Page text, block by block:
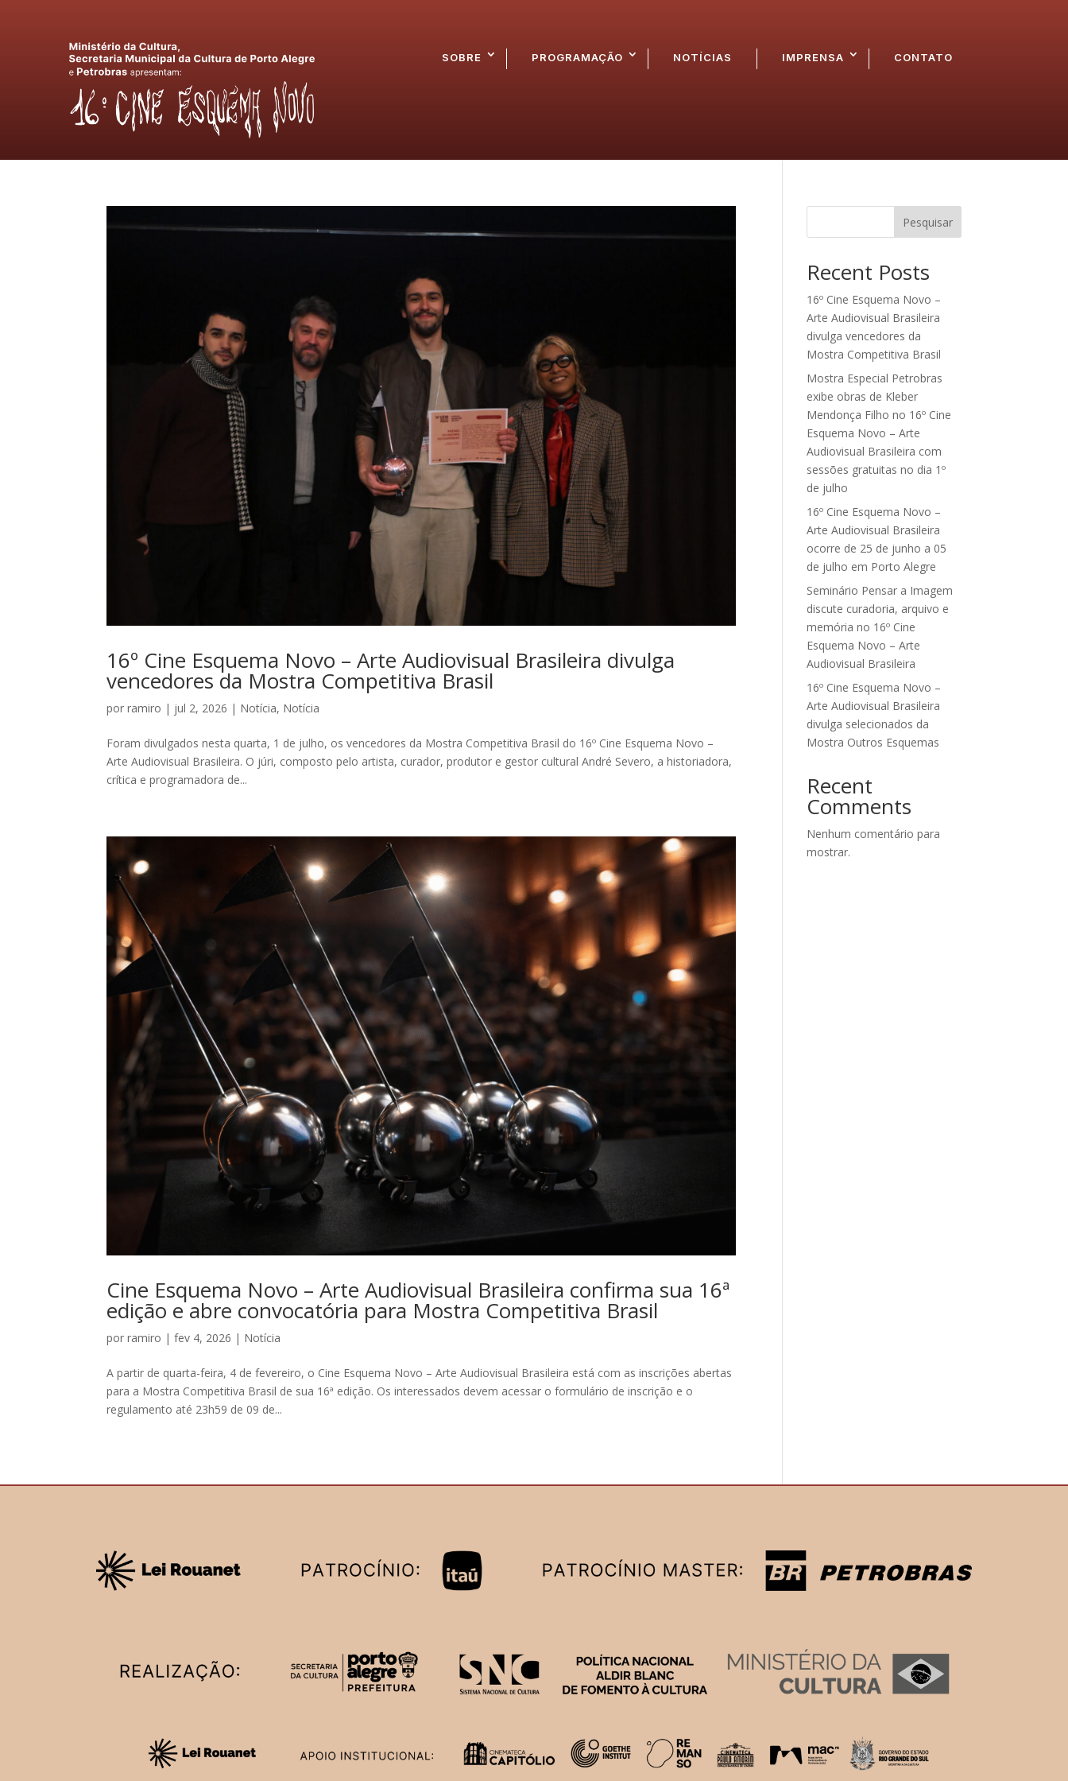
SOBRE PROGRAMAÇÃO NOTÍCIAS IMPRENSA CONTATO
16º Cine Esquema Novo – Arte Audiovisual Brasileira divulga
vencedores da Mostra Competitiva Brasil
porramiro | jul 2, 2026 | Notícia, Notícia
Foram divulgados nesta quarta, 1 de julho, os vencedores da Mostra Competitiva Brasil do 16º Cine Esquema Novo –
Arte Audiovisual Brasileira. O júri, composto pelo artista, curador, produtor e gestor cultural André Severo, a historiadora,
crítica e programadora de...
Cine Esquema Novo – Arte Audiovisual Brasileira confirma sua 16ª
edição e abre convocatória para Mostra Competitiva Brasil
porramiro |fev 4, 2026 | Notícia
A partir de quarta-feira, 4 de fevereiro, o Cine Esquema Novo – Arte Audiovisual Brasileira está com as inscrições abertas
para a Mostra Competitiva Brasil de sua 16ª edição. Os interessados devem acessar o formulário de inscrição e o
regulamento até 23h59 de 09 de...
Pesquisar
Recent Posts
16º Cine Esquema Novo –
Arte Audiovisual Brasileira
divulga vencedores da
Mostra Competitiva Brasil
Mostra Especial Petrobras
exibe obras de Kleber
Mendonça Filho no 16º Cine
Esquema Novo – Arte
Audiovisual Brasileira com
sessões gratuitas no dia 1º
de julho
16º Cine Esquema Novo –
Arte Audiovisual Brasileira
ocorre de 25 de junho a 05
de julho em Porto Alegre
Seminário Pensar a Imagem
discute curadoria, arquivo e
memória no 16º Cine
Esquema Novo – Arte
Audiovisual Brasileira
16º Cine Esquema Novo –
Arte Audiovisual Brasileira
divulga selecionados da
Mostra Outros Esquemas
Recent
Comments
Nenhum comentário para
mostrar.